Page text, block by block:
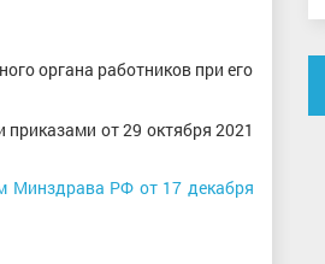
органа работников при его
от 29 октября 2021
Минздрава РФ от 17 декабря